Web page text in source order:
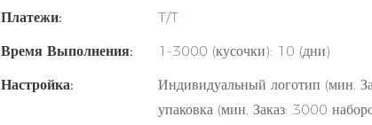
Платежи:
T/T
Время Выполнения:
1-3000 (кусочки): 10 (дни)
Настройка:
Индивидуальный логотип (мин.
упаковка (мин. Заказ: 3000